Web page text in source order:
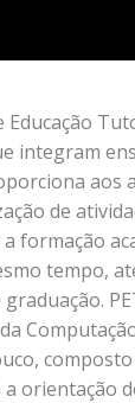
Educação
integram
aos
de
formação
tempo,
orientação